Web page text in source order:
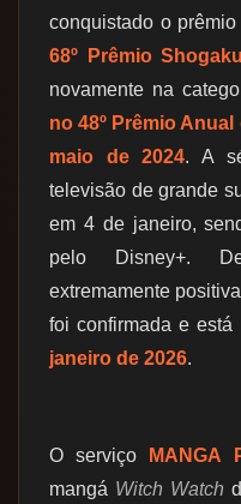
conquistado o
68º Prêmio
novamente na
no 48º Prêmio
maio de 2024. A
televisão de grande
em 4 de janeiro,
pelo Disney+.
extremamente
foi confirmada e está
janeiro de 2026.
O serviço MANGA
mangá Witch Watch